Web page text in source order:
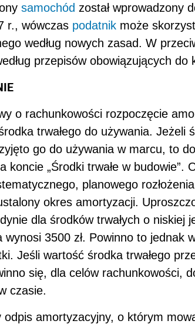
samochód został wprowadzony
r., wówczas podatnik może
według nowych zasad. W
przepisów obowiązujących do
o rachunkowości rozpoczęcie
trwałego do używania. Jeżeli
go do używania w marcu, to
koncie „Środki trwałe w
planowego
okres amortyzacji.
dla środków trwałych o niskiej
wynosi 3500 zł. Powinno to jednak
Jeśli wartość środka trwałego
się, dla celów rachunkowości,
czasie.
odpis amortyzacyjny, o którym